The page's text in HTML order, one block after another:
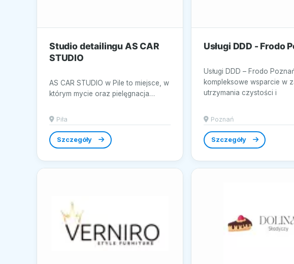
Studio detailingu AS CAR
STUDIO
AS CAR STUDIO w Pile to miejsce, w
którym mycie oraz pielęgnacja
precyzji i...
Piła
Szczegóły
Usługi DDD - Frodo
Usługi DDD – Frodo
kompleksowe wsparcie w
utrzymania czystości i
Poznań
Szczegóły